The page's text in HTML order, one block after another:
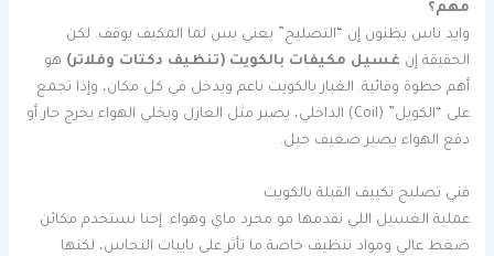
مهم؟
وايد ناس يظنون إن “التصليح” يعني بس لما المكيف يوقف. لكن
الحقيقة إن غسيل مكيفات بالكويت (تنظيف دكتات وفلاتر) هو
أهم خطوة وقائية. الغبار بالكويت ناعم ويدخل في كل مكان، وإذا تجمع
على “الكويل” (Coil) الداخلي، يصير مثل العازل ويخلي الهواء يخرج حار أو
دفع الهواء يصير ضعيف حيل.
فني تصليح تكييف القبلة بالكويت
عملية الغسيل اللي نقدمها مو مجرد ماي وهواء. إحنا نستخدم مكائن
ضغط عالي ومواد تنظيف خاصة ما تأثر على بايبات النحاس، لكنها